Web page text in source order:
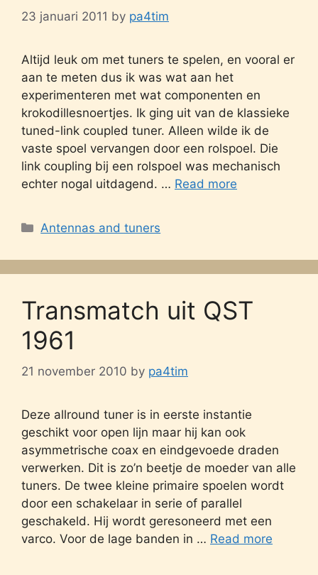
23 januari 2011 by pa4tim
Altijd leuk om met tuners te spelen, en vooral er
aan te meten dus ik was wat aan het
experimenteren met wat componenten en
krokodillesnoertjes. Ik ging uit van de klassieke
tuned-link coupled tuner. Alleen wilde ik de
vaste spoel vervangen door een rolspoel. Die
link coupling bij een rolspoel was mechanisch
echter nogal uitdagend. … Read more
Categories
Antennas and tuners
Transmatch uit QST
1961
21 november 2010 by pa4tim
Deze allround tuner is in eerste instantie
geschikt voor open lijn maar hij kan ook
asymmetrische coax en eindgevoede draden
verwerken. Dit is zo’n beetje de moeder van alle
tuners. De twee kleine primaire spoelen wordt
door een schakelaar in serie of parallel
geschakeld. Hij wordt geresoneerd met een
varco. Voor de lage banden in … Read more